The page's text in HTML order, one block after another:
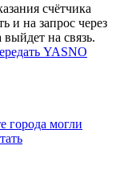
счётчика
и на запрос через
на связь.
YASNO
города могли